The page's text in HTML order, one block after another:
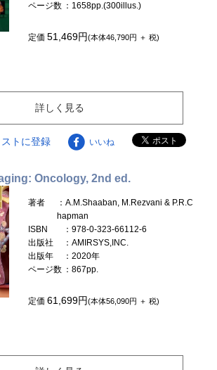
ページ数 ：1658pp.(300illus.)
定価51,469円(本体46,790円 ＋ 税)
詳しく見る
トに登録 いいね
Oncology, 2nd ed.
著者
：A.M.Shaaban, M.Rezvani & P.R.C
hapman
ISBN
：978-0-323-66112-6
出版社
：AMIRSYS,INC.
出版年
：2020年
ページ数 ：867pp.
定価61,699円(本体56,090円 ＋ 税)